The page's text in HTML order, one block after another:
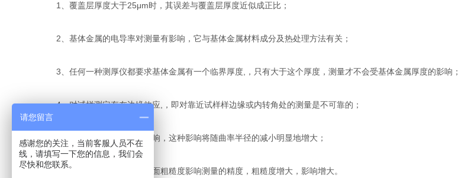
1、覆盖层厚度大于25μm时，其误差与覆盖层厚度近似成正比；
2、基体金属的电导率对测量有影响，它与基体金属材料成分及热处理方法有关；
3、任何一种测厚仪都要求基体金属有一个临界厚度,，只有大于这个厚度，测量才不会受基体金属厚度的影响；
4、对试样测定存在边缘效应,，即对靠近试样样边缘或内转角处的测量是不可靠的；
5、试样的曲率对测量有影响，这种影响将随曲率半径的减小明显地增大；
6、基体金属和覆盖层的表面粗糙度影响测量的精度，粗糙度增大，影响增大。
请您留言
感谢您的关注，当前客服人员不在
线，请填写一下您的信息，我们会
尽快和您联系。